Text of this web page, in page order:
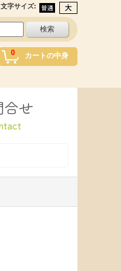
文字サイズ:
0 カートの中身